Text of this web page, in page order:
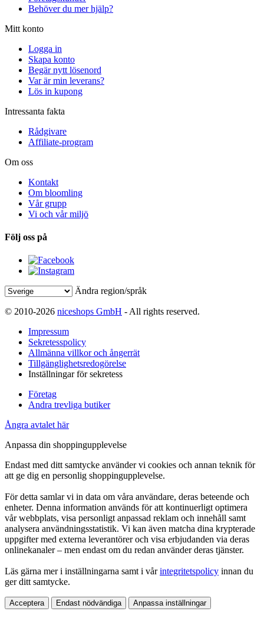
Behöver du mer hjälp?
Mitt konto
Logga in
Skapa konto
Begär nytt lösenord
Var är min leverans?
Lös in kupong
Intressanta fakta
Rådgivare
Affiliate-program
Om oss
Kontakt
Om bloomling
Vår grupp
Vi och vår miljö
Följ oss på
Ändra region/språk
© 2010-2026 niceshops GmbH - All rights reserved.
Impressum
Sekretesspolicy
Allmänna villkor och ångerrät
Tillgänglighetsredogörelse
Inställningar för sekretess
Företag
Andra trevliga butiker
Ångra avtalet här
Anpassa din shoppingupplevelse
Endast med ditt samtycke använder vi cookies och annan teknik för
att ge dig en personlig shoppingupplevelse.
För detta samlar vi in data om våra användare, deras beteende och
enheter. Denna information används för att kontinuerligt optimera
vår webbplats, visa personligt anpassad reklam och innehåll samt
analysera användningsstatistik. Vi kan även matcha dina krypterade
uppgifter med externa leverantörer och visa erbjudanden via deras
onlinekanaler – men endast om du redan använder deras tjänster.
Läs gärna mer i inställningarna samt i vårintegritetspolicy innan du
ger ditt samtycke.
Acceptera Endast nödvändiga Anpassa inställningar